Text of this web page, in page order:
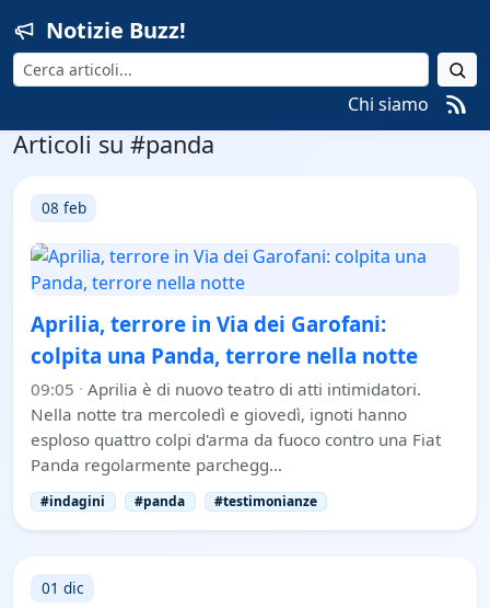
Notizie Buzz!
Cerca
Chi siamo
Articoli su #panda
08 feb
Aprilia, terrore in Via dei Garofani:
colpita una Panda, terrore nella notte
09:05 · Aprilia è di nuovo teatro di atti intimidatori.
Nella notte tra mercoledì e giovedì, ignoti hanno
esploso quattro colpi d'arma da fuoco contro una Fiat
Panda regolarmente parchegg…
#indagini #panda #testimonianze
01 dic